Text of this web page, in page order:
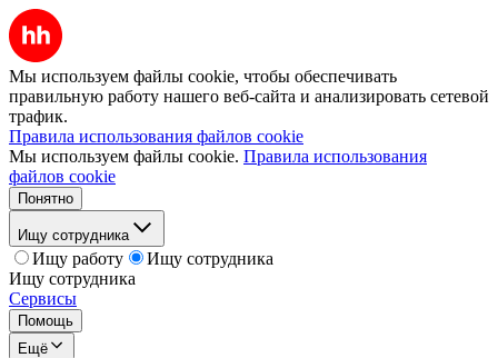
Мы используем файлы cookie, чтобы обеспечивать
правильную работу нашего веб-сайта и анализировать сетевой
трафик.
Правила использования файлов cookie
Мы используем файлы cookie. Правила использования
файлов cookie
Понятно
Ищу сотрудника
Ищу работу
Ищу сотрудника
Ищу сотрудника
Сервисы
Помощь
Ещё